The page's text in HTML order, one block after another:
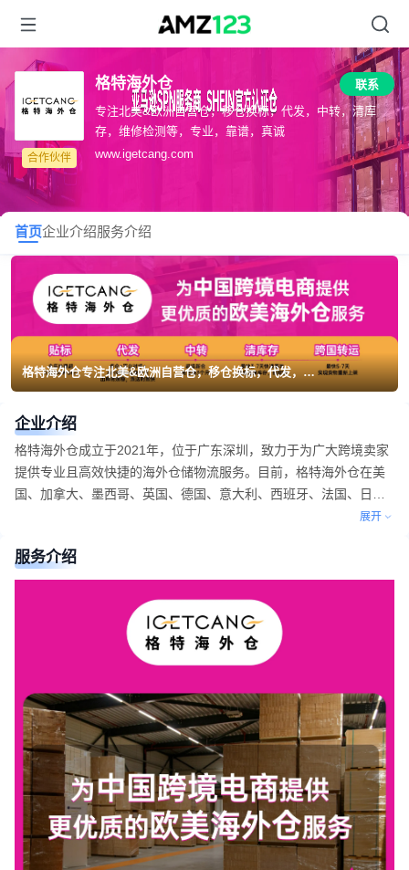
合作伙伴
格特海外仓
联系
专注北美&欧洲自营仓，移仓换标，代发，中转，清库
存，维修检测等，专业，靠谱，真诚
www.igetcang.com
首页企业介绍服务介绍
格特海外仓专注北美&欧洲自营仓，移仓换标，代发，中转，清库存，维修检测等，专业，靠谱，真诚
企业介绍
格特海外仓成立于2021年，位于广东深圳，致力于为广大跨境卖家
提供专业且高效快捷的海外仓储物流服务。目前，格特海外仓在美
国、加拿大、墨西哥、英国、德国、意大利、西班牙、法国、日本
等九个国家拥有20个自营仓库，总面积超过30万平方米，可提供海
检测等定制服务，自有WMS仓库管理系统。国内外团队主要成员以
00后为主导，经验丰富，可为卖家朋友提供个性化的海外仓解决方
展开
服务介绍